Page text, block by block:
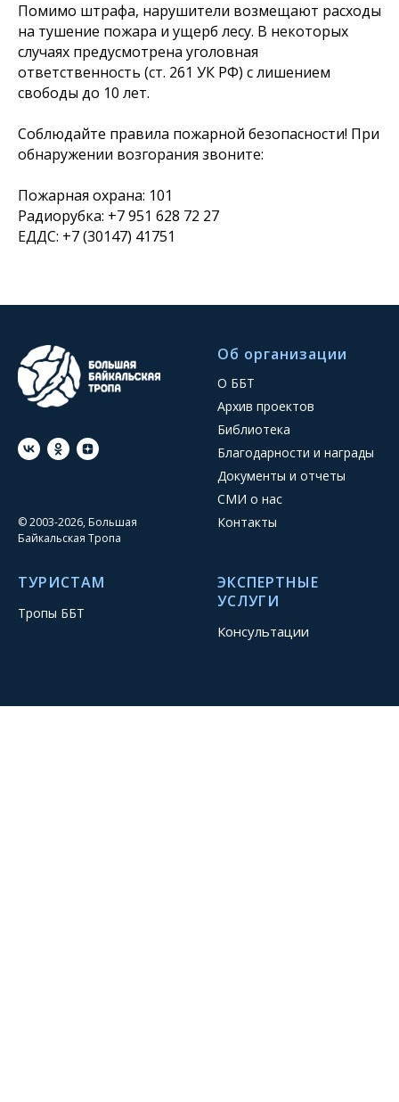
Помимо штрафа, нарушители возмещают расходы
на тушение пожара и ущерб лесу. В некоторых
случаях предусмотрена уголовная
ответственность (ст. 261 УК РФ) с лишением
свободы до 10 лет.
Соблюдайте правила пожарной безопасности! При
обнаружении возгорания звоните:
Пожарная охрана: 101
Радиорубка: +7 951 628 72 27
ЕДДС: +7 (30147) 41751
© 2003-2026, Большая
Байкальская Тропа
Об организации
О ББТ
Архив проектов
Библиотека
Благодарности и награды
Документы и отчеты
СМИ о нас
Контакты
ТУРИСТАМ
Тропы ББТ
ЭКСПЕРТНЫЕ
УСЛУГИ
Консультации